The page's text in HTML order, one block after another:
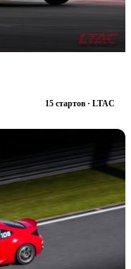
15 стартов · LTAC